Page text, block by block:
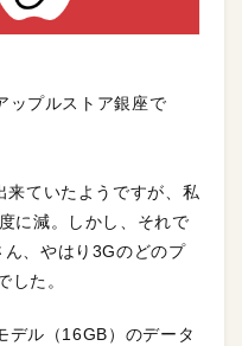
ップルストア銀座で
来ていたようですが、私
に減。しかし、それで
、やはり3Gのどのプ
した。
デル（16GB）のデータ